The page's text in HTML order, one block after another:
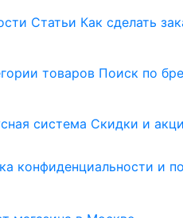
Статьи Как сделать
товаров Поиск по
система Скидки и
конфиденциальности и